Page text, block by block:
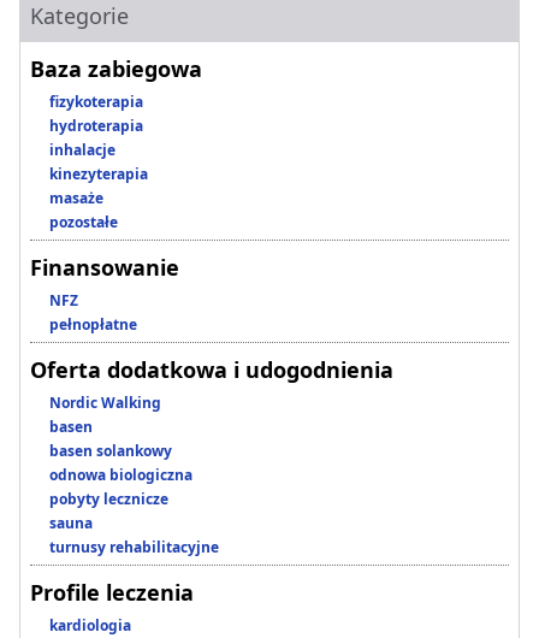
Kategorie
Baza zabiegowa
fizykoterapia
hydroterapia
inhalacje
kinezyterapia
masaże
pozostałe
Finansowanie
NFZ
pełnopłatne
Oferta dodatkowa i udogodnienia
Nordic Walking
basen
basen solankowy
odnowa biologiczna
pobyty lecznicze
sauna
turnusy rehabilitacyjne
Profile leczenia
kardiologia